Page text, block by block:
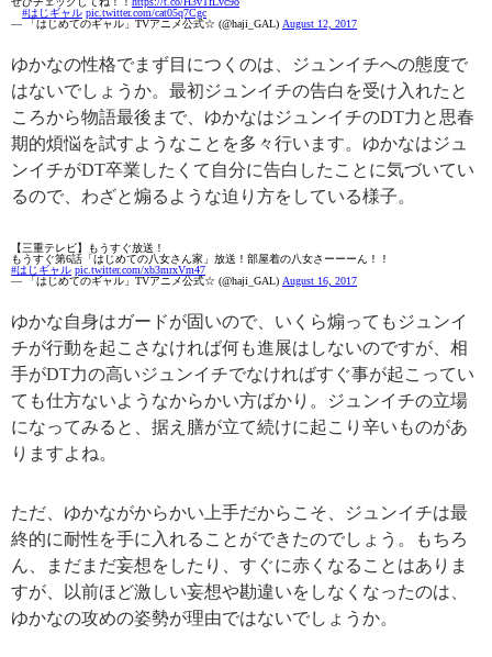
#はじギャル pic.twitter.com/cat05q7Cgc
— 「はじめてのギャル」TVアニメ公式☆ (@haji_GAL) August 12, 2017
ゆかなの性格でまず目につくのは、ジュンイチへの態度で
はないでしょうか。最初ジュンイチの告白を受け入れたと
ころから物語最後まで、ゆかなはジュンイチのDT力と思春
期的煩悩を試すようなことを多々行います。ゆかなはジュ
ンイチがDT卒業したくて自分に告白したことに気づいてい
るので、わざと煽るような迫り方をしている様子。
【三重テレビ】もうすぐ放送！
もうすぐ第6話「はじめての八女さん家」放送！部屋着の八女さーーーん！！
#はじギャル pic.twitter.com/xb3mrxVm47
— 「はじめてのギャル」TVアニメ公式☆ (@haji_GAL) August 16, 2017
ゆかな自身はガードが固いので、いくら煽ってもジュンイ
チが行動を起こさなければ何も進展はしないのですが、相
手がDT力の高いジュンイチでなければすぐ事が起こってい
ても仕方ないようなからかい方ばかり。ジュンイチの立場
になってみると、据え膳が立て続けに起こり辛いものがあ
りますよね。
ただ、ゆかながからかい上手だからこそ、ジュンイチは最
終的に耐性を手に入れることができたのでしょう。もちろ
ん、まだまだ妄想をしたり、すぐに赤くなることはありま
すが、以前ほど激しい妄想や勘違いをしなくなったのは、
ゆかなの攻めの姿勢が理由ではないでしょうか。